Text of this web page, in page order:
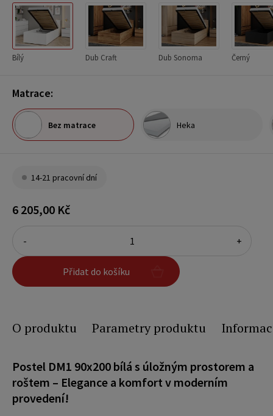
Bílý Dub Craft Dub Sonoma Černý
Matrace:
Bez matrace Heka
14-21 pracovní dní
6 205,00 Kč
- +
Přidat do košíku
O produktu Parametry produktu
Postel DM1 90x200 bílá s úložným prostorem a
roštem – Elegance a komfort v moderním
provedení!